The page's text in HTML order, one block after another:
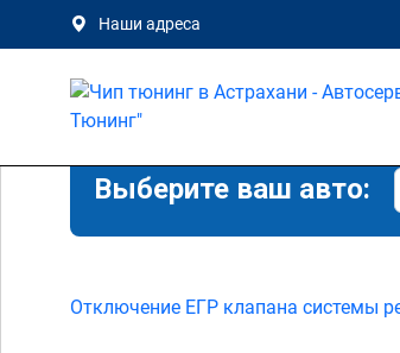
Наши адреса
Выберите ваш авто:
Отключение ЕГР клапана системы